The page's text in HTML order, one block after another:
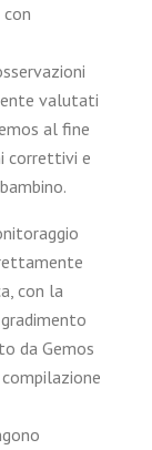
valutati
al fine
correttivi e
con la
da Gemos